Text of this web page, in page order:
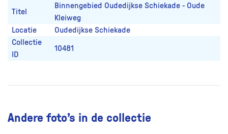
Titel
Binnengebied Oudedijkse Schiekade - Oude
Kleiweg
Locatie
Oudedijkse Schiekade
Collectie
ID
10481
Andere foto’s in de collectie